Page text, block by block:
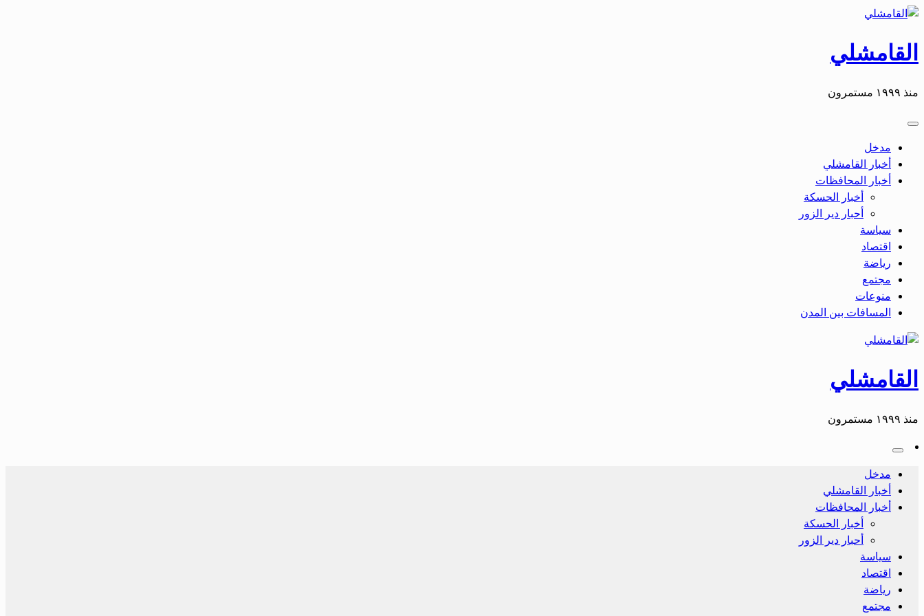
التخطي
المحتوى
القامشلي
منذ ١٩٩٩ مستمرون
مدخل
أخبار القامشلي
أخبار المحافظات
أخبار الحسكة
أحبار دير الزور
سياسة
اقتصاد
رياضة
مجتمع
منوعات
المسافات بين المدن
القامشلي
منذ ١٩٩٩ مستمرون
مدخل
أخبار القامشلي
أخبار المحافظات
أخبار الحسكة
أحبار دير الزور
سياسة
اقتصاد
رياضة
مجتمع